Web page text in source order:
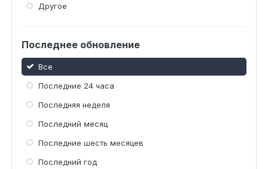
Другое
Последнее обновление
Все
Последние 24 часа
Последняя неделя
Последний месяц
Последние шесть месяцев
Последний год